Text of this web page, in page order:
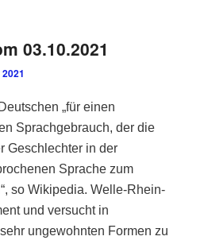
03.10.2021
„für einen
Sprachgebrauch, der die
Geschlechter in der
Sprache zum
so Wikipedia. Welle-Rhein-
und versucht in
ungewohnten Formen zu